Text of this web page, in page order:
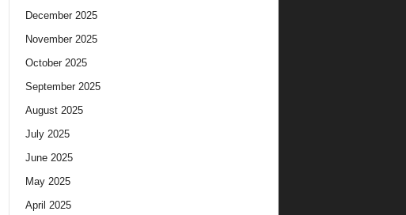
December 2025
November 2025
October 2025
September 2025
August 2025
July 2025
June 2025
May 2025
April 2025